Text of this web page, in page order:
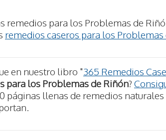
remedios para los Problemas de
remedios caseros para los Problemas
en nuestro libro "365 Remedios
para los Problemas de Riñón?
páginas llenas de remedios